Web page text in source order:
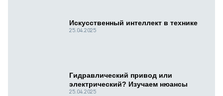
Искусственный интеллект в технике
25.04.2025
Гидравлический привод или
электрический? Изучаем нюансы
25.04.2025